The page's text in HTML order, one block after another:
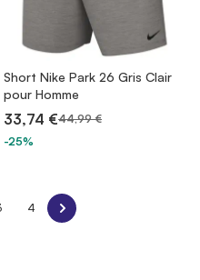
Short Nike Park 26 Gris Clair
pour Homme
33,74 €44,99 €
-25%
4